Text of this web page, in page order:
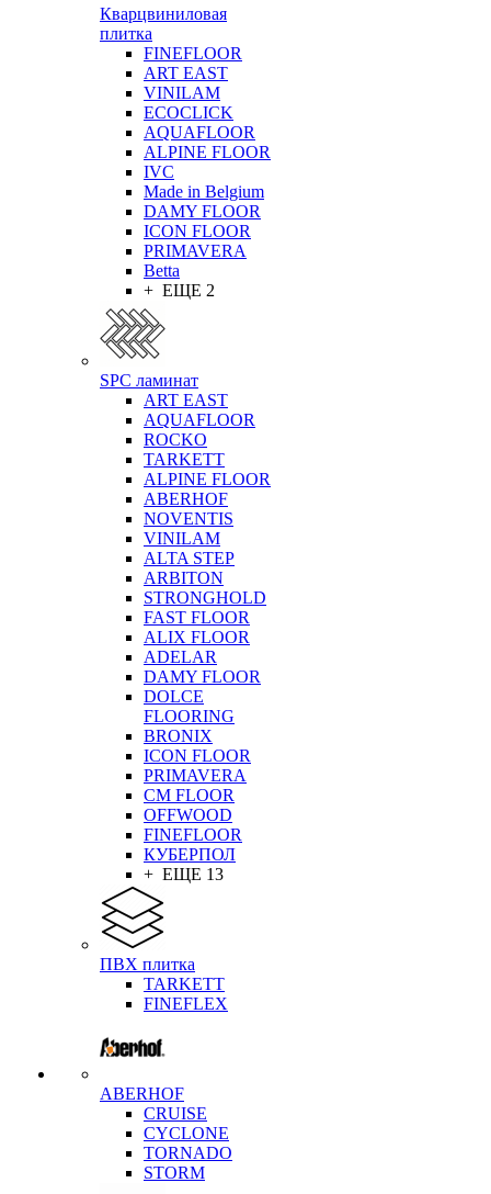
Кварцвиниловая
плитка
FINEFLOOR
ART EAST
VINILAM
ECOCLICK
AQUAFLOOR
ALPINE FLOOR
IVC
Made in Belgium
DAMY FLOOR
ICON FLOOR
PRIMAVERA
Betta
+ ЕЩЕ 2
SPC ламинат
ART EAST
AQUAFLOOR
ROCKO
TARKETT
ALPINE FLOOR
ABERHOF
NOVENTIS
VINILAM
ALTA STEP
ARBITON
STRONGHOLD
FAST FLOOR
ALIX FLOOR
ADELAR
DAMY FLOOR
DOLCE
FLOORING
BRONIX
ICON FLOOR
PRIMAVERA
CM FLOOR
OFFWOOD
FINEFLOOR
КУБЕРПОЛ
+ ЕЩЕ 13
ПВХ плитка
TARKETT
FINEFLEX
ABERHOF
CRUISE
CYCLONE
TORNADO
STORM